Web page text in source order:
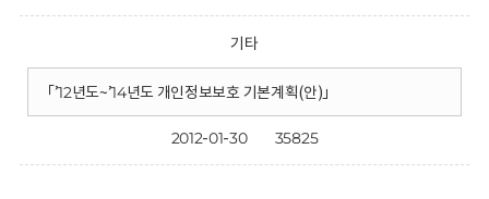
기타
「’12년도~’14년도 개인정보보호 기본계획(안)」
2012-01-30 35825